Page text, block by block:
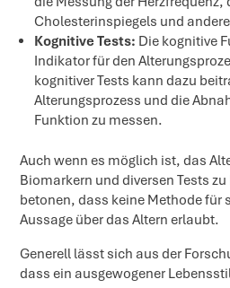
Cholesterinspiegels und
Kognitive Tests: Die kognitive
Indikator für den
kognitiver Tests kann dazu
Alterungsprozess und die
Funktion zu messen.
Auch wenn es möglich ist, das
Biomarkern und diversen Tests
betonen, dass keine Methode für
Aussage über das Altern erlaubt.
Generell lässt sich aus der
dass ein ausgewogener